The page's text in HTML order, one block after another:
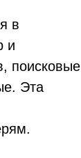
в
и
поисковые
Эта